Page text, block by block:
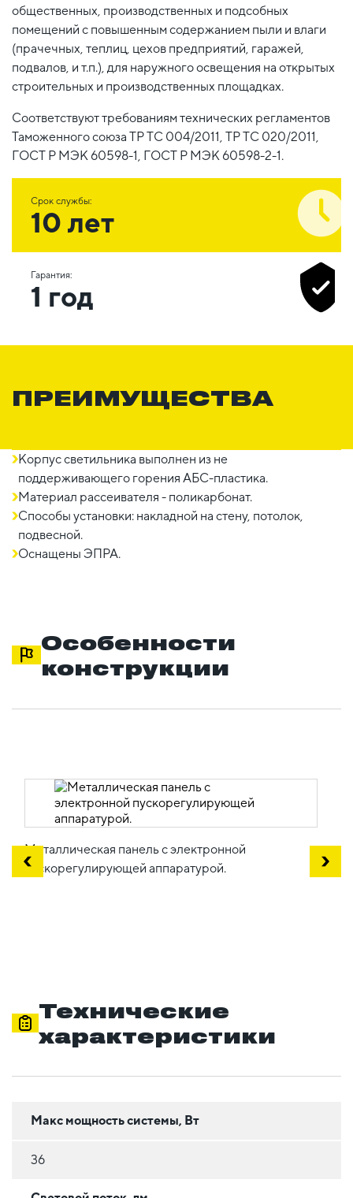
общественных, производственных и подсобных
помещений с повышенным содержанием пыли и влаги
(прачечных, теплиц, цехов предприятий, гаражей,
подвалов, и т.п.), для наружного освещения на открытых
строительных и производственных площадках.
Соответствуют требованиям технических регламентов
Таможенного союза ТР ТС 004/2011, ТР ТС 020/2011,
ГОСТ Р МЭК 60598-1, ГОСТ Р МЭК 60598-2-1.
Срок службы:
10 лет
Гарантия:
1 год
ПРЕИМУЩЕСТВА
Корпус светильника выполнен из не
поддерживающего горения АБС-пластика.
Материал рассеивателя - поликарбонат.
Способы установки: накладной на стену, потолок,
подвесной.
Оснащены ЭПРА.
Особенности
конструкции
Металлическая панель с электронной
пускорегулирующей аппаратурой.
Технические
характеристики
Макс мощность системы, Вт
36